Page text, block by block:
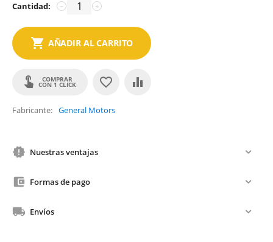
Cantidad: +
−
AÑADIR AL CARRITO
COMPRAR
CON 1 CLICK
Fabricante General Motors
Nuestras ventajas
Formas de pago
Envíos